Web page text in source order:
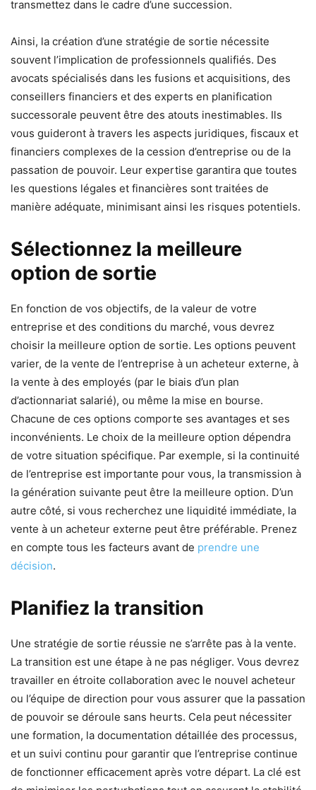
transmettez dans le cadre d’une succession.
Ainsi, la création d’une stratégie de sortie nécessite
souvent l’implication de professionnels qualifiés. Des
avocats spécialisés dans les fusions et acquisitions, des
conseillers financiers et des experts en planification
successorale peuvent être des atouts inestimables. Ils
vous guideront à travers les aspects juridiques, fiscaux et
financiers complexes de la cession d’entreprise ou de la
passation de pouvoir. Leur expertise garantira que toutes
les questions légales et financières sont traitées de
manière adéquate, minimisant ainsi les risques potentiels.
Sélectionnez la meilleure
option de sortie
En fonction de vos objectifs, de la valeur de votre
entreprise et des conditions du marché, vous devrez
choisir la meilleure option de sortie. Les options peuvent
varier, de la vente de l’entreprise à un acheteur externe, à
la vente à des employés (par le biais d’un plan
d’actionnariat salarié), ou même la mise en bourse.
Chacune de ces options comporte ses avantages et ses
inconvénients. Le choix de la meilleure option dépendra
de votre situation spécifique. Par exemple, si la continuité
de l’entreprise est importante pour vous, la transmission à
la génération suivante peut être la meilleure option. D’un
autre côté, si vous recherchez une liquidité immédiate, la
vente à un acheteur externe peut être préférable. Prenez
en compte tous les facteurs avant de prendre une
décision.
Planifiez la transition
Une stratégie de sortie réussie ne s’arrête pas à la vente.
La transition est une étape à ne pas négliger. Vous devrez
travailler en étroite collaboration avec le nouvel acheteur
ou l’équipe de direction pour vous assurer que la passation
de pouvoir se déroule sans heurts. Cela peut nécessiter
une formation, la documentation détaillée des processus,
et un suivi continu pour garantir que l’entreprise continue
de fonctionner efficacement après votre départ. La clé est